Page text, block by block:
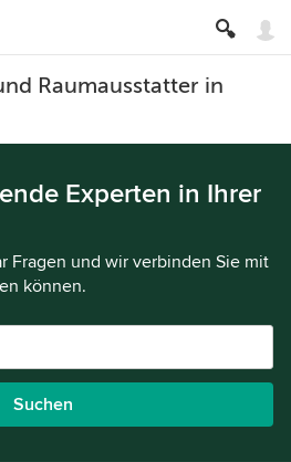
Raumausstatter in
Experten in Ihrer
Fragen und wir verbinden Sie mit
können.
Suchen